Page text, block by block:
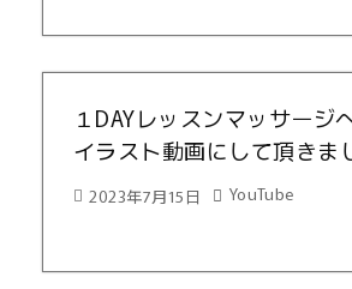
１DAYレッスンマッサージ
イラスト動画にして頂きま
2023年7月15日 YouTube